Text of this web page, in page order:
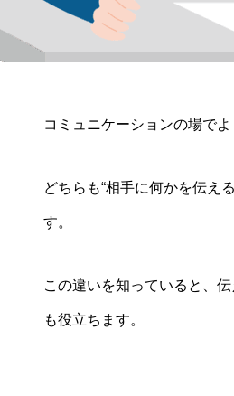
コミュニケーションの場で
どちらも“相手に何かを伝え
す。
この違いを知っていると、
も役立ちます。